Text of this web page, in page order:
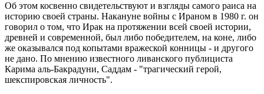
Об этом косвенно свидетельствуют и взгляды самого раиса на
историю своей страны. Накануне войны с Ираном в 1980 г. он
говорил о том, что Ирак на протяжении всей своей истории,
древней и современной, был либо победителем, на коне, либо
же оказывался под копытами вражеской конницы - и другого
не дано. По мнению известного ливанского публициста
Карима аль-Бакрадуни, Саддам - "трагический герой,
шекспировская личность".